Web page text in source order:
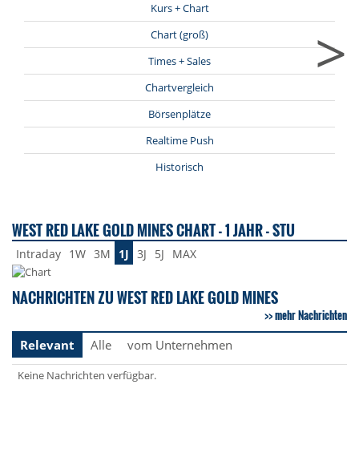
Kurs + Chart
Chart (groß)
Times + Sales
Chartvergleich
Börsenplätze
Realtime Push
Historisch
>
WEST RED LAKE GOLD MINES CHART - 1 JAHR - STU
Intraday 1W 3M 1J 3J 5J MAX
NACHRICHTEN ZU WEST RED LAKE GOLD MINES
mehr Nachrichten
Relevant
Alle vom Unternehmen
Keine Nachrichten verfügbar.